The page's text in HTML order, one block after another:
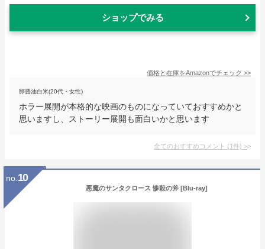
ショップでみる
価格と在庫をAmazonでチェック >>
卵醤油白米(20代・女性)
ホラー展開が本格的な映画のものになっていておすすめかと
思いますし、ストーリー展開も面白いかと思います
全てのおすすめコメント (1件) >
no. 10
悪魔のサンタクロース 惨殺の斧 [Blu-ray]